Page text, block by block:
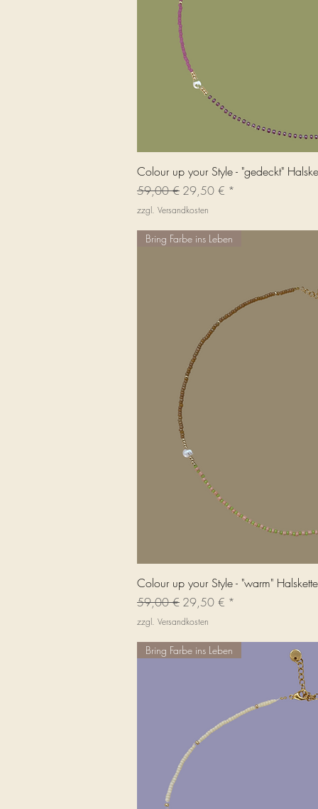
Colour up your Style - "gedeckt"
Standardpreis
59,00 € Sale-Preis
29,50 €
zzgl. Versandkosten
Bring Farbe ins Leben
Colour up your Style - "warm" Halskette
Standardpreis
59,00 € Sale-Preis
29,50 €
zzgl. Versandkosten
Bring Farbe ins Leben